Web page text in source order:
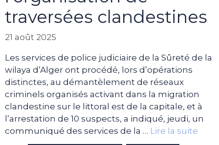
traversées clandestines
21 août 2025
Les services de police judiciaire de la Sûreté de la
wilaya d’Alger ont procédé, lors d’opérations
distinctes, au démantèlement de réseaux
criminels organisés activant dans la migration
clandestine sur le littoral est de la capitale, et à
l’arrestation de 10 suspects, a indiqué, jeudi, un
communiqué des services de la … Lire la suite